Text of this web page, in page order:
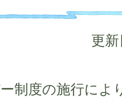
更
制度の施行によ